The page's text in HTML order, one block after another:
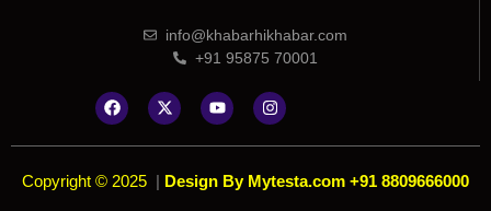
info@khabarhikhabar.com
+91 95875 70001
Copyright © 2025 | Design By Mytesta.com +91 8809666000